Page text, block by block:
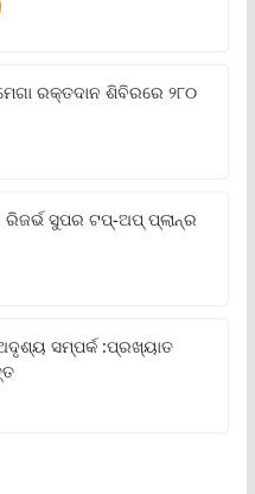
ରକ୍ତଦାନ ଶିବିରରେ ୨୮୦
ସୁପର ଟପ୍‌-ଅପ୍ ପ୍ଲାନ୍‌ର
ସମ୍ପର୍କ :ପ୍ରଖ୍ୟାତ